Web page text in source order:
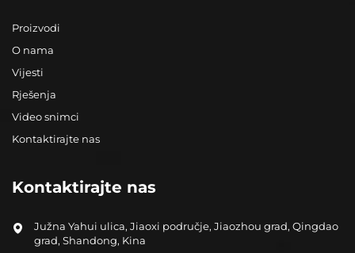
Proizvodi
O nama
Vijesti
Rješenja
Video snimci
Kontaktirajte nas
Kontaktirajte nas
Južna Yahui ulica, Jiaoxi područje, Jiaozhou grad, Qingdao
grad, Shandong, Kina